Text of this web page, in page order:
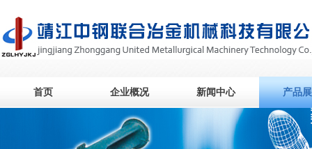
首页 企业概况 新闻中心 产品